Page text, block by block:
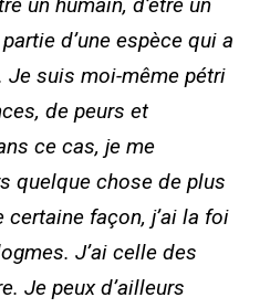
d’une espèce qui a
Je suis moi-même pétri
de peurs et
ce cas, je me
quelque chose de plus
certaine façon, j’ai la foi
J’ai celle des
Je peux d’ailleurs